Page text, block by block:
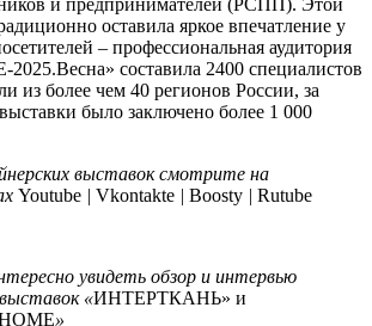
оставила яркое впечатление у
– профессиональная аудитория
составила 2400 специалистов
из более чем 40 регионов России, за
было заключено более 1 000
выставок смотрите на
Youtube | Vkontakte | Boosty | Rutube
увидеть обзор и интервью
«ИНТЕРТКАНЬ» и
»